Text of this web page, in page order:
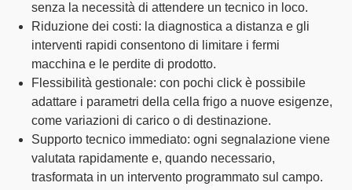
senza la necessità di attendere un tecnico in loco.
Riduzione dei costi: la diagnostica a distanza e gli
interventi rapidi consentono di limitare i fermi
macchina e le perdite di prodotto.
Flessibilità gestionale: con pochi click è possibile
adattare i parametri della cella frigo a nuove esigenze,
come variazioni di carico o di destinazione.
Supporto tecnico immediato: ogni segnalazione viene
valutata rapidamente e, quando necessario,
trasformata in un intervento programmato sul campo.